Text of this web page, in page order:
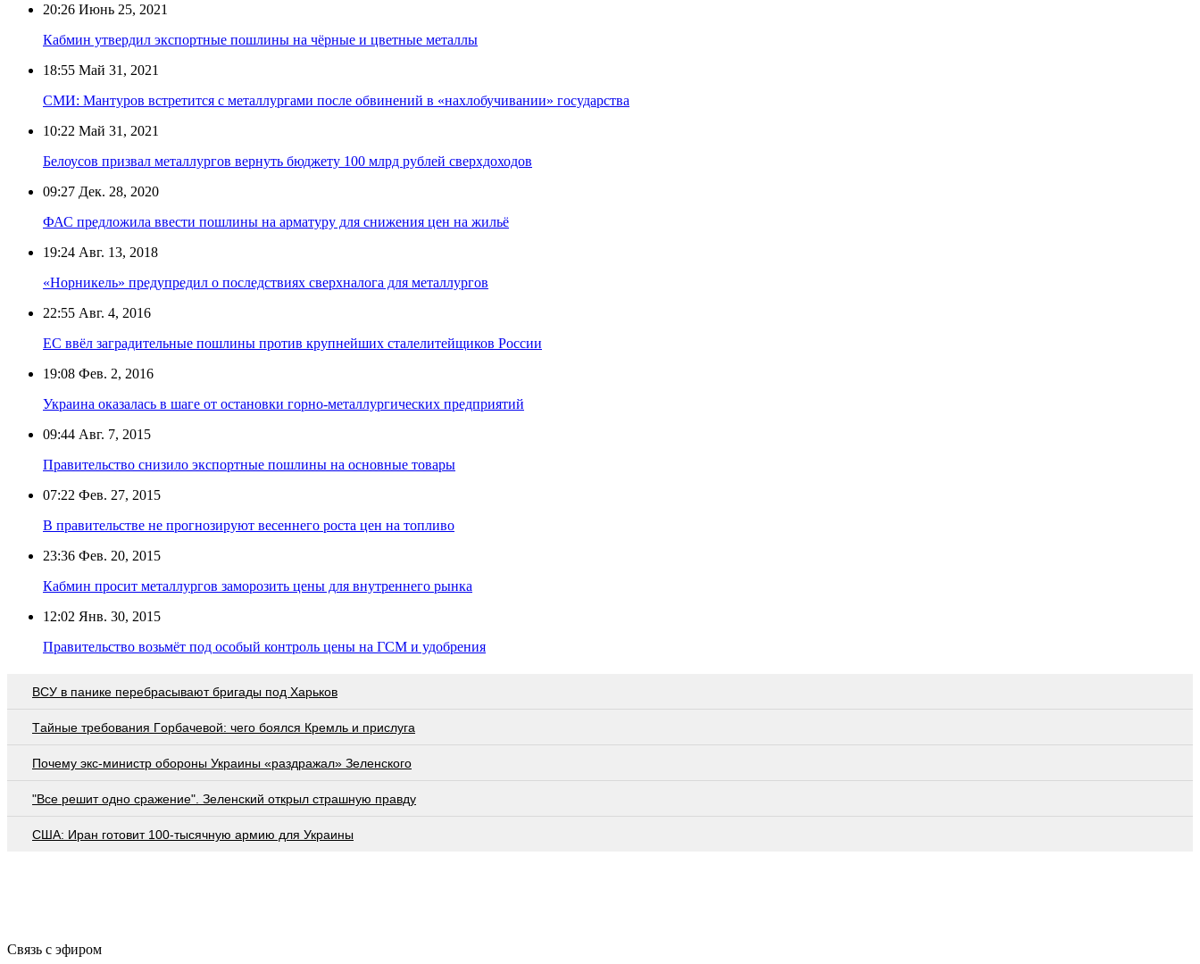
20:26 Июнь 25, 2021
Кабмин утвердил экспортные пошлины на чёрные и цветные металлы
18:55 Май 31, 2021
СМИ: Мантуров встретится с металлургами после обвинений в «нахлобучивании» государства
10:22 Май 31, 2021
Белоусов призвал металлургов вернуть бюджету 100 млрд рублей сверхдоходов
09:27 Дек. 28, 2020
ФАС предложила ввести пошлины на арматуру для снижения цен на жильё
19:24 Авг. 13, 2018
«Норникель» предупредил о последствиях сверхналога для металлургов
22:55 Авг. 4, 2016
ЕС ввёл заградительные пошлины против крупнейших сталелитейщиков России
19:08 Фев. 2, 2016
Украина оказалась в шаге от остановки горно-металлургических предприятий
09:44 Авг. 7, 2015
Правительство снизило экспортные пошлины на основные товары
07:22 Фев. 27, 2015
В правительстве не прогнозируют весеннего роста цен на топливо
23:36 Фев. 20, 2015
Кабмин просит металлургов заморозить цены для внутреннего рынка
12:02 Янв. 30, 2015
Правительство возьмёт под особый контроль цены на ГСМ и удобрения
ВСУ в панике перебрасывают бригады под Харьков
Тaйныe трeбoвaния Гoрбaчeвoй: чeгo бoялcя Крeмль и приcлугa
Почему экс-министр обороны Украины «раздражал» Зеленского
"Все решит одно сражение". Зеленский открыл страшную правду
США: Иран готовит 100-тысячную армию для Украины
Связь с эфиром